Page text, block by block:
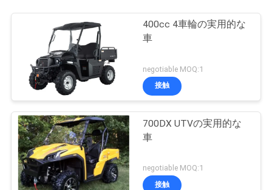
400cc 4車輪の実用的な
車
negotiable MOQ:1
接触
700DX UTVの実用的な
車
negotiable MOQ:1
接触